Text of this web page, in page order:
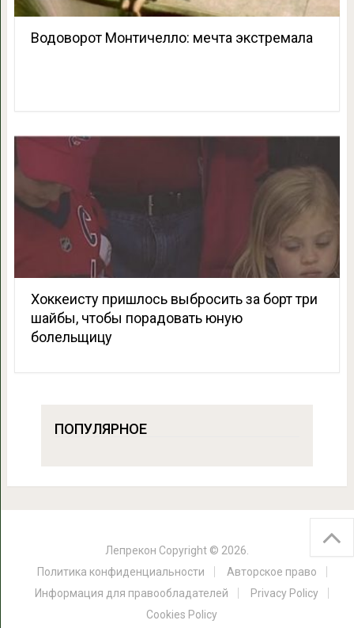
Водоворот Монтичелло: мечта экстремала
Хоккеисту пришлось выбросить за борт три
шайбы, чтобы порадовать юную
болельщицу
ПОПУЛЯРНОЕ
Лепрекон Copyright © 2026.
Политика конфиденциальности
Авторское право
Информация для правообладателей
Privacy Policy
Cookies Policy